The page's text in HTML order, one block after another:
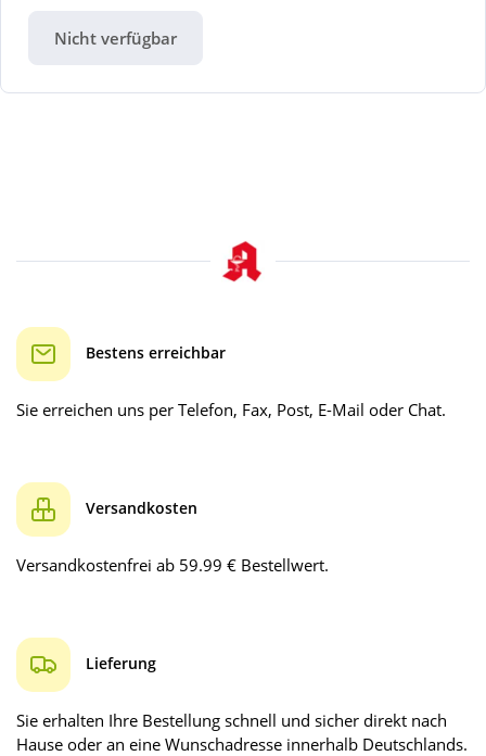
Nicht verfügbar
Bestens erreichbar
Sie erreichen uns per Telefon, Fax, Post, E-Mail oder Chat.
Versandkosten
Versandkostenfrei ab 59.99 € Bestellwert.
Lieferung
Sie erhalten Ihre Bestellung schnell und sicher direkt nach
Hause oder an eine Wunschadresse innerhalb Deutschlands.